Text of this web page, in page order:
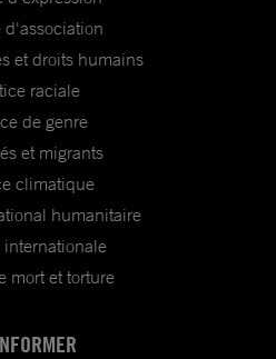
d'association
et droits humains
raciale
de genre
et migrants
climatique
humanitaire
internationale
mort et torture